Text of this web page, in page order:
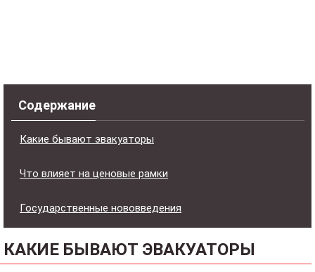
Содержание
Какие бывают эвакуаторы
Что влияет на ценовые рамки
Государственные нововведения
КАКИЕ БЫВАЮТ ЭВАКУАТОРЫ